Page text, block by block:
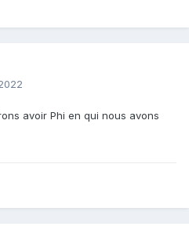
avoir Phi en qui nous avons